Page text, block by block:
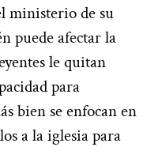
ministerio de su
puede afectar la
le quitan
para
bien se enfocan en
a la iglesia para